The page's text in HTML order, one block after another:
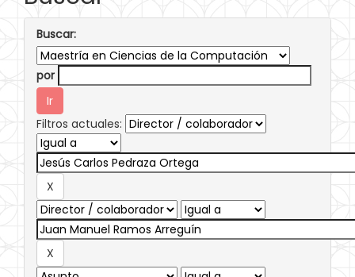
Buscar:
por
Filtros actuales: